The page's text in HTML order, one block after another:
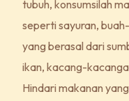
tubuh, konsumsilah
seperti sayuran,
yang berasal dari
ikan, kacang-
Hindari makanan